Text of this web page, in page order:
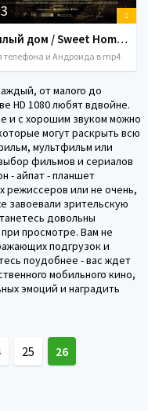
3
Милый дом / Sweet Home (2015) MP4
телефона и Андроида в mp4
от малого до
HD 1080 любят вдвойне.
и с хорошим звуком можно
могут раскрыть всю
мультфильм или
фильмов и сериалов
- айпат - планшет
режиссеров или не очень,
завоевали зрительскую
довольны
просмотре. Вам не
подгрузок и
поудобнее - вас ждет
мобильного кино,
эмоций и наградить
25 26